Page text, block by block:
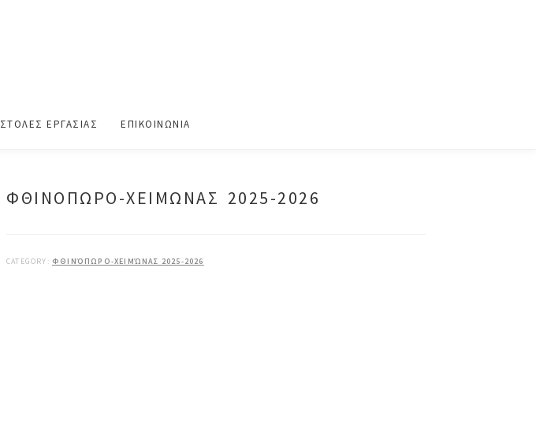
ΣΤΟΛΕΣ ΕΡΓΑΣΙΑΣ ΕΠΙΚΟΙΝΩΝΙΑ
ΦΘΙΝΟΠΩΡΟ-ΧΕΙΜΩΝΑΣ 2025-2026
CATEGORY: ΦΘΙΝΌΠΩΡΟ-ΧΕΙΜΏΝΑΣ 2025-2026